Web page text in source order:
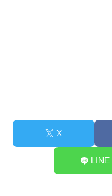
X
LINE